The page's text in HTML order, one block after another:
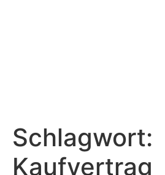
Schlagwort:
Kaufvertrag